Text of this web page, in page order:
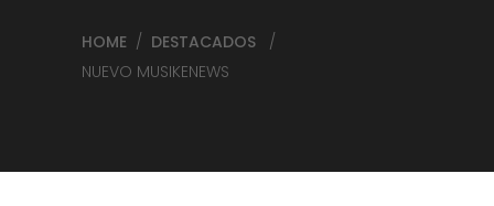
HOME / DESTACADOS
/
NUEVO MUSIKENEWS